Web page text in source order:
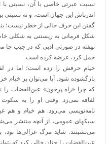
نسبت عبرتی خاصی با آن، نسبتی با
اندرباش این جهان است، و نه نسبتی
گفتن این حرف خالی از خطر نیست؛
شکل فرمانی به زیستنی به شکلی
نهفته در صورتی ادبی که در جیب جا
حمل کرد، عرضه کرده است.
خیام حرفش را زده است؛ اما در
بازگشوده شود. آیا می‌توان بر خیام
که چرا «راه پرخون» عین‌القضات
لفافه نمی‌زد. وقتی او را به
نامه‌نویسی می‌رود. هم خیام و هم
سبکهای عمومی، از آنچه منتشر
می‌نشینند. شاید مرگ غزالی‌ها
عین‌القضات را چنان خالی کرد که